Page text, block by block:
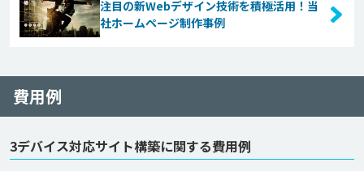
注目の新Webデザイン技術を積極活用！当
社ホームページ制作事例
費用例
3デバイス対応サイト構築に関する費用例